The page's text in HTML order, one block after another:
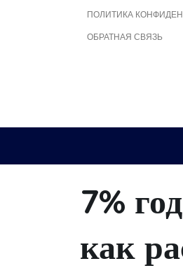
ПОЛИТИКА
ОБРАТНАЯ СВЯЗЬ
7%
как